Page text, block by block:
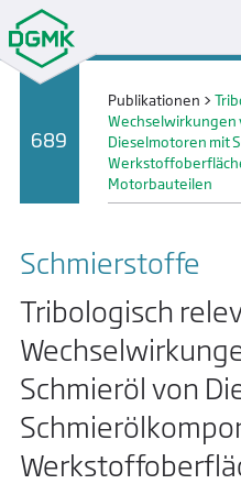
689
Publikationen >
Wechselwirkungen
Dieselmotoren mit
Motorbauteilen
Schmier­stoffe
Tribologisch
Schmieröl von